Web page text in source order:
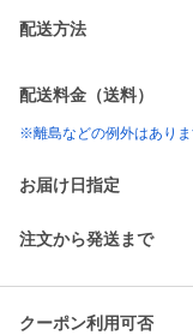
配送方法
配送料金（送料）
※離島などの例外はあり
お届け日指定
注文から発送まで
クーポン利用可否